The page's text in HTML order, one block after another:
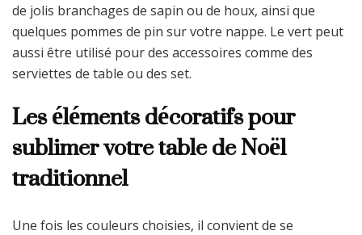
de jolis branchages de sapin ou de houx, ainsi que
quelques pommes de pin sur votre nappe. Le vert peut
aussi être utilisé pour des accessoires comme des
serviettes de table ou des set.
Les éléments décoratifs pour
sublimer votre table de Noël
traditionnel
Une fois les couleurs choisies, il convient de se